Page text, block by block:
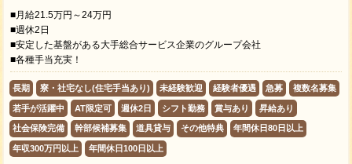
■月給21.5万円～24万円
■週休2日
■安定した基盤がある大手総合サービス企業のグループ会社
■各種手当充実！
長期 寮・社宅なし(住宅手当あり) 未経験歓迎 経験者優遇 急募 複数名募集
若手が活躍中 AT限定可 週休2日 シフト勤務 賞与あり 昇給あり
社会保険完備 幹部候補募集 道具貸与 その他特典 年間休日80日以上
年収300万円以上 年間休日100日以上